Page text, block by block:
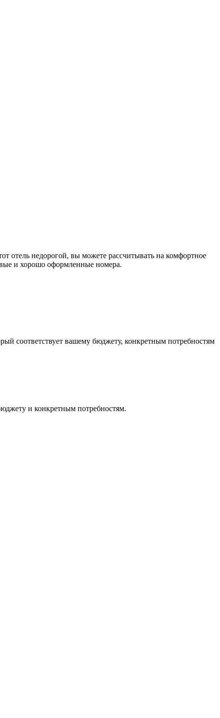
отель недорогой, вы можете рассчитывать на комфортное
и хорошо оформленные номера.
соответствует вашему бюджету, конкретным потребностям
и конкретным потребностям.